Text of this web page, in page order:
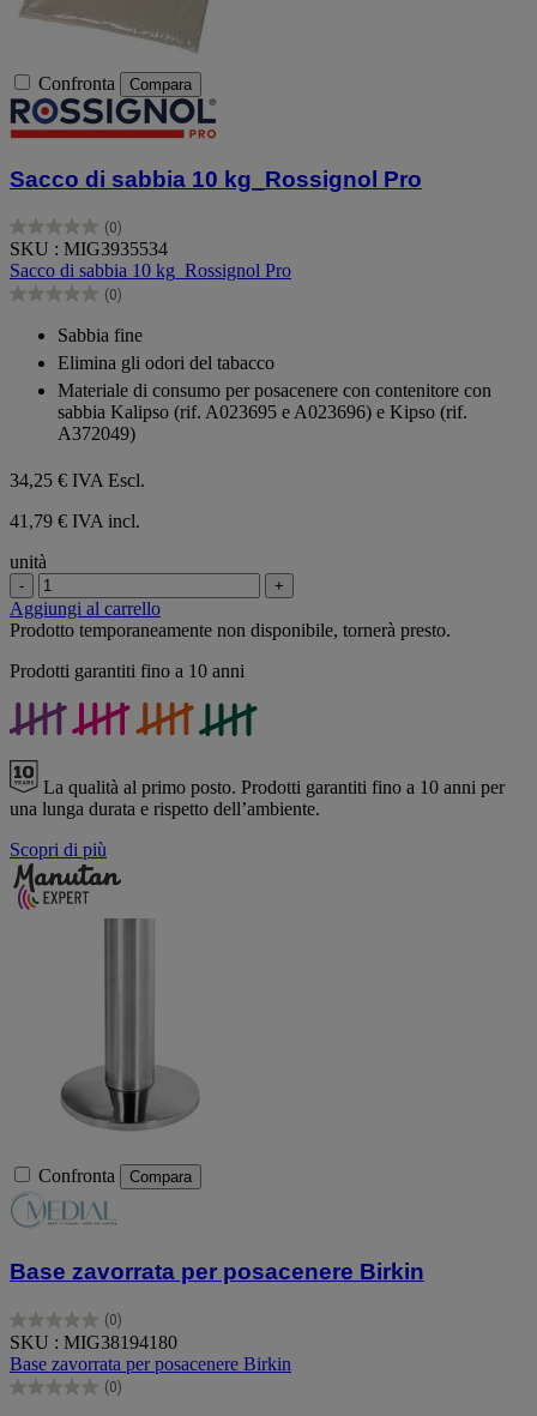
Confronta Compara
Sacco di sabbia 10 kg_Rossignol Pro
(0)
0.0
su
5
stelle.
SKU : MIG3935534
Sacco di sabbia 10 kg_Rossignol Pro
(0)
0.0
stelle.
Sabbia fine
Elimina gli odori del tabacco
Materiale di consumo per posacenere con contenitore con
sabbia Kalipso (rif. A023695 e A023696) e Kipso (rif.
A372049)
34,25 € IVA Escl.
41,79 € IVA incl.
unità
- +
Aggiungi al carrello
Prodotto temporaneamente non disponibile, tornerà presto.
Prodotti garantiti fino a 10 anni
La qualità al primo posto. Prodotti garantiti fino a 10 anni per
una lunga durata e rispetto dell’ambiente.
Scopri di più
Confronta Compara
Base zavorrata per posacenere Birkin
(0)
0.0
su
5
stelle.
SKU : MIG38194180
Base zavorrata per posacenere Birkin
(0)
0.0